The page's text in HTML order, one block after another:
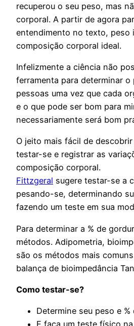
recuperou o seu peso, mas
corporal. A partir de agora
entendimento no texto, peso
composição corporal ideal.
Infelizmente a ciência não
ferramenta para determinar o
pessoas uma vez que cada
e o que pode ser bom para
necessariamente será bom
O jeito mais fácil de
testar-se e registrar as
composição corporal.
Fittzgeral sugere testar-se a
pesando-se, determinando
fazendo um teste em sua
Para determinar a % de
métodos. Adipometria,
são os métodos mais
balança de bioimpedância
Como testar-se?
Determine seu peso e %